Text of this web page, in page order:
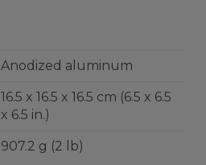
Anodized aluminum
16.5 x 16.5 x 16.5 cm (6.5 x 6.5
x 6.5 in.)
907.2 g (2 lb)